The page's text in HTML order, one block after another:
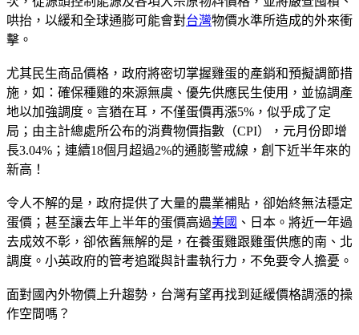
哄抬，以緩和全球通膨可能會對台灣物價水準所造成的外來衝
擊。
尤其民生商品價格，政府將密切掌握雞蛋的產銷和預擬調節措
施，如：確保種雞的來源無虞、優先供應民生使用，並協調產
地以加強調度。言猶在耳，不僅蛋價再漲5%，似乎成了定
局；由主計總處所公布的消費物價指數（CPI），元月份即增
長3.04%；連續18個月超過2%的通膨警戒線，創下近半年來的
新高！
令人不解的是，政府提供了大量的農業補貼，卻始終無法穩定
蛋價；甚至讓去年上半年的蛋價高過美國 、日本。將近一年過
去成效不彰，卻依舊無解的是，在養蛋雞跟雞蛋供應的南、北
調度。小英政府的管考追蹤與計畫執行力，不免要令人擔憂。
面對國內外物價上升趨勢，台灣有望再找到延緩價格調漲的操
作空間嗎？